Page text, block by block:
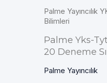
Palme Yayıncılık
Bilimleri
Palme Yks-
20 Deneme
Palme Yayıncılık